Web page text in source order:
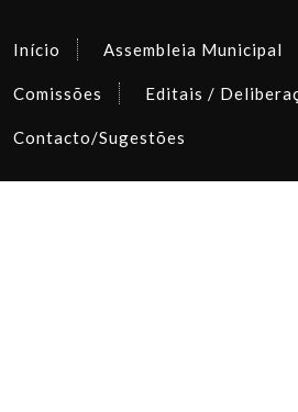
Início Assembleia Municipal
Comissões Editais /
Contacto/Sugestões